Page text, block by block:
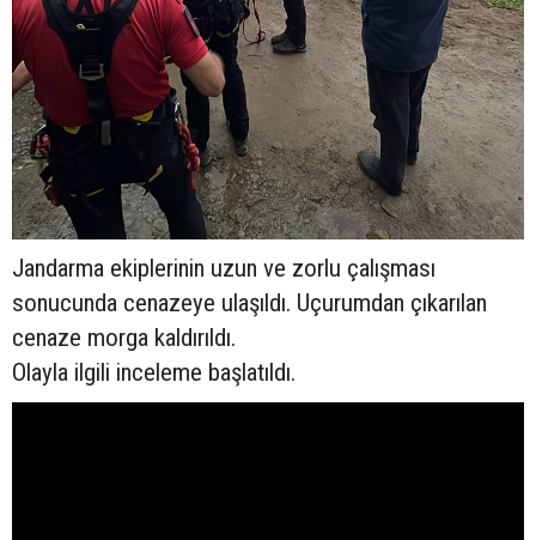
Jandarma ekiplerinin uzun ve zorlu çalışması
sonucunda cenazeye ulaşıldı. Uçurumdan çıkarılan
cenaze morga kaldırıldı.
Olayla ilgili inceleme başlatıldı.